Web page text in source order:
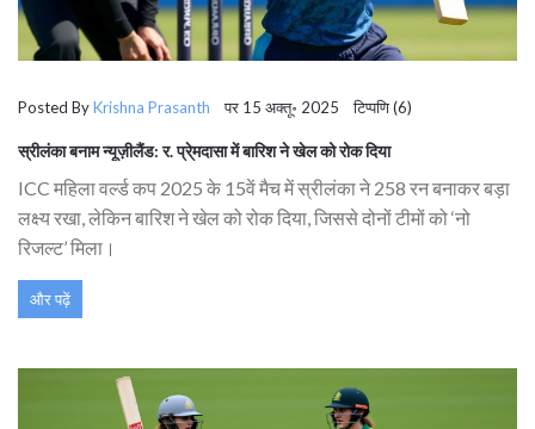
Posted ByKrishna Prasanth पर 15 अक्तू॰ 2025 टिप्पणि (6)
स्रीलंका बनाम न्यूज़ीलैंड: र. प्रे्मदासा में बारिश ने खेल को रोक दिया
ICC महिला वर्ल्ड कप 2025 के 15वें मैच में स्रीलंका ने 258 रन बनाकर बड़ा
लक्ष्य रखा, लेकिन बारिश ने खेल को रोक दिया, जिससे दोनों टीमों को ‘नो
रिजल्ट’ मिला।
और पढ़ें